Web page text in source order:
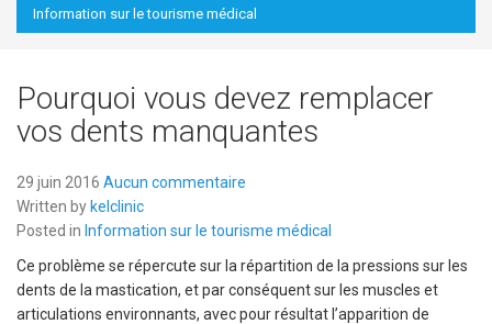
Information sur le tourisme médical
Pourquoi vous devez remplacer
vos dents manquantes
29 juin 2016 Aucun commentaire
Written by kelclinic
Posted in Information sur le tourisme médical
Ce problème se répercute sur la répartition de la pressions sur les
dents de la mastication, et par conséquent sur les muscles et
articulations environnants, avec pour résultat l’apparition de